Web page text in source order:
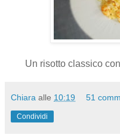
Un risotto classico
Chiara alle 10:19 51
Condividi